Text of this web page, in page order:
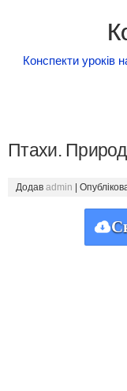
Конспекти уроків
Птахи.
Додав admin